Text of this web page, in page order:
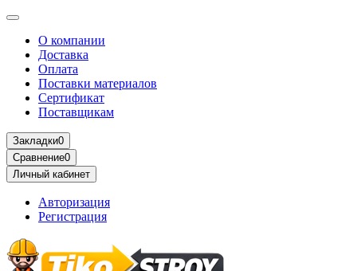
О компании
Доставка
Оплата
Поставки материалов
Сертификат
Поставщикам
Закладки0
Сравнение0
Личный кабинет
Авторизация
Регистрация